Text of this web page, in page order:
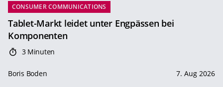
CONSUMER COMMUNICATIONS
Tablet-Markt leidet unter Engpässen bei
Komponenten
3 Minuten
Boris Boden 7. Aug 2026